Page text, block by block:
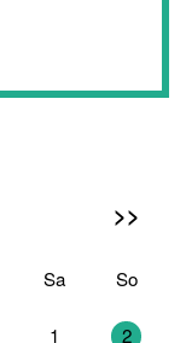
>>
Sa So
1 2